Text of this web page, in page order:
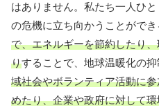
はありません。私たち一人ひ
の危機に立ち向かうことができ
で、エネルギーを節約したり
りすることで、地球温暖化の抑
域社会やボランティア活動に
めたり、企業や政府に対して